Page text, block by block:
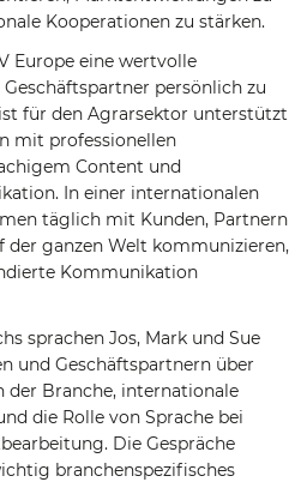
Kooperationen zu stärken.
Europe eine wertvolle
persönlich zu
für den Agrarsektor unterstützt
mit professionellen
Content und
In einer internationalen
täglich mit Kunden, Partnern
der ganzen Welt kommunizieren,
Kommunikation
sprachen Jos, Mark und Sue
und Geschäftspartnern über
Branche, internationale
die Rolle von Sprache bei
Die Gespräche
branchenspezifisches